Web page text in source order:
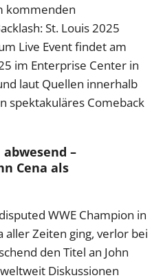
kommenden
St. Louis 2025
Live Event findet am
im Enterprise Center in
laut Quellen innerhalb
spektakuläres Comeback
–
Cena als
WWE Champion in
aller Zeiten ging, verlor bei
den Titel an John
Diskussionen